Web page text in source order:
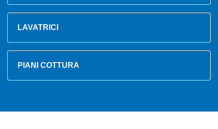
LAVATRICI
PIANI COTTURA